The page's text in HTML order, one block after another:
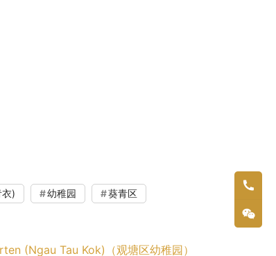
) 幼稚园
葵青区
(Ngau Tau Kok)（观塘区幼稚园）